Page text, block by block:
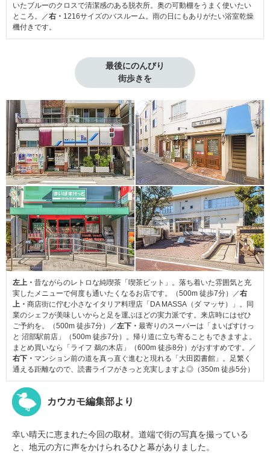
いたブルーのクロスで清潔感のある脱衣所。奥の可動棚をうまく使いたい
ところ。／右・ 1216サイズのバスルーム。雨の日にもありがたい浴室乾燥
機付きです。
最後にのんびり
街歩きを
左上・ 昔ながらのレトロな純喫茶「喫茶ビット」。落ち着いた雰囲気と充
実したメニューで何度も通いたくなるお店です。（500m 徒歩7分）／右
上・ 商店街に佇む小さなイタリア料理店「DA MASSA（ダ マッサ）」。同
業のシェフが美味しいからと足を運ぶほどの実力派です。来店時にはぜひ
ご予約を。（500m 徒歩7分）／左下・ 最寄りのスーパーは「まいばすけっ
と 沼部駅前店」（500m 徒歩7分）。帰り道に立ち寄ることもできますよ。
まとめ買いなら「ライフ 鵜の木店」（600m 徒歩8分）がおすすめです。／
右下・ マンション前の道を真っ直ぐ進むと現れる「大田図書館」。足繁く
通える距離なので、読書ライフがきっと充実しますよ◎（350m 徒歩5分）
カウカモ編集部より
幸い晴天に恵まれた今回の取材。道端で街の写真を撮っている
と、地元の方に声をかけられるひと幕がありました。